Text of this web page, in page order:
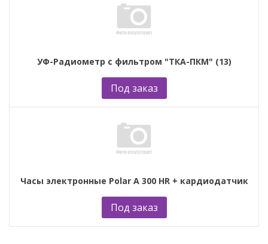
УФ-Радиометр с фильтром "ТКА-ПКМ" (13)
Под заказ
Часы электронные Polar A 300 HR + кардиодатчик
Под заказ